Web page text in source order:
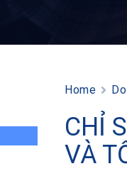
Home
CHỈ
VÀ